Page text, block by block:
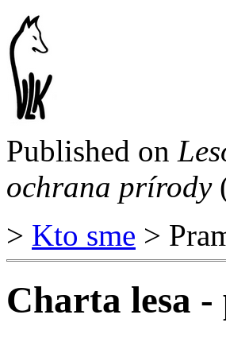
Published on
ochrana prírody
> Kto sme >
Charta lesa -